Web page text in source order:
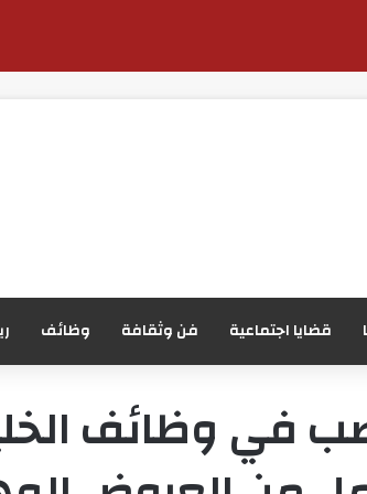
قضايا اجتماعية فن وثقافة وظائف
في وظائف